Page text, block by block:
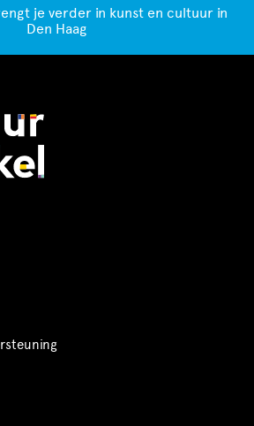
je verder in kunst en cultuur in
Den Haag